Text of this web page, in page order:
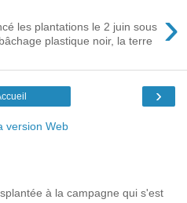
›
les plantations le 2 juin sous
plastique noir, la terre
›
version Web
à la campagne qui s'est